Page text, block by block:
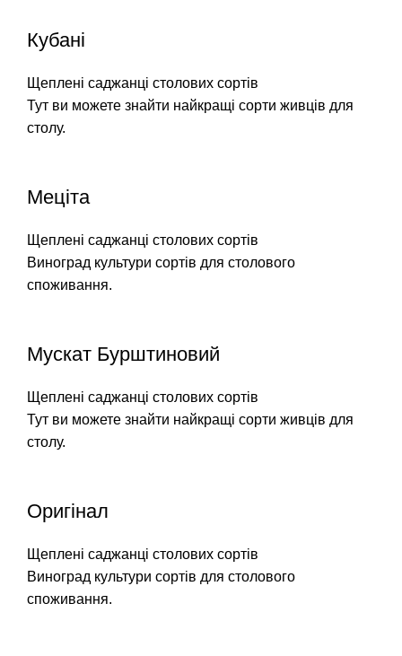
Кубані
Щеплені саджанці столових сортів
Тут ви можете знайти найкращі сорти живців для
столу.
Меціта
Щеплені саджанці столових сортів
Виноград культури сортів для столового
споживання.
Мускат Бурштиновий
Щеплені саджанці столових сортів
Тут ви можете знайти найкращі сорти живців для
столу.
Оригінал
Щеплені саджанці столових сортів
Виноград культури сортів для столового
споживання.